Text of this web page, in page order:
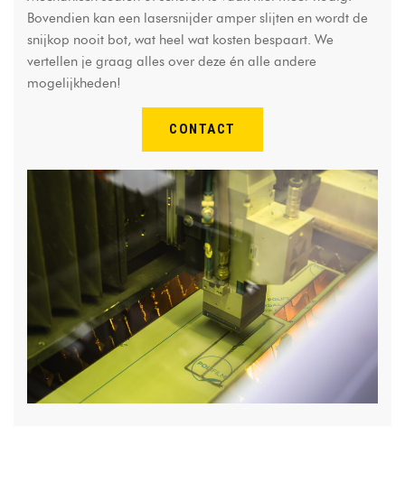
Bovendien kan een lasersnijder amper slijten en wordt de
snijkop nooit bot, wat heel wat kosten bespaart. We
vertellen je graag alles over deze én alle andere
mogelijkheden!
CONTACT